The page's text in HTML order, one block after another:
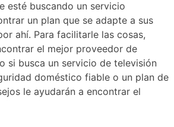
esté buscando un servicio
un plan que se adapte a sus
ahí. Para facilitarle las cosas,
el mejor proveedor de
si busca un servicio de televisión
doméstico fiable o un plan de
le ayudarán a encontrar el